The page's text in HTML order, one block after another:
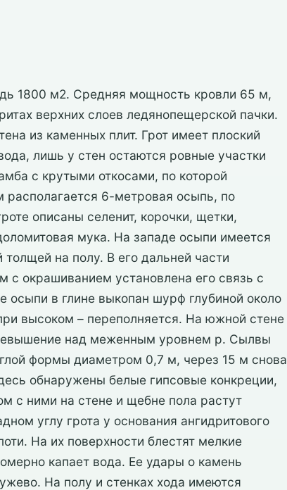
1800 м2. Средняя мощность кровли 65 м,
верхних слоев ледянопещерской пачки.
из каменных плит. Грот имеет плоский
лишь у стен остаются ровные участки
с крутыми откосами, по которой
6-метровая осыпь, по
описаны селенит, корочки, щетки,
мука. На западе осыпи имеется
на полу. В его дальней части
окрашиванием установлена его связь с
осыпи в глине выкопан шурф глубиной около
высоком – переполняется. На южной стене
над меженным уровнем р. Сылвы
формы диаметром 0,7 м, через 15 м снова
обнаружены белые гипсовые конкреции,
с ними на стене и щебне пола растут
углу грота у основания ангидритового
На их поверхности блестят мелкие
капает вода. Ее удары о камень
На полу и стенках хода имеются